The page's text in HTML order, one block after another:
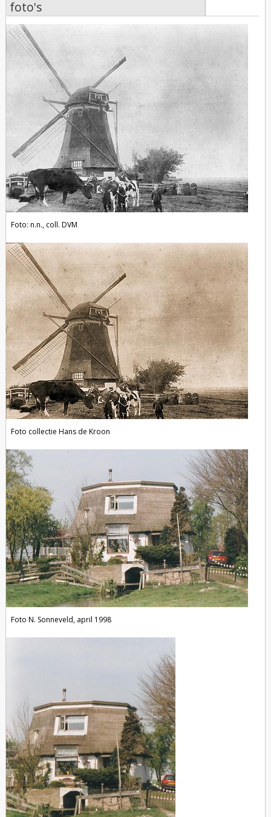
foto's
foto's
Foto: n.n., coll. DVM
Foto collectie Hans de Kroon
Foto N. Sonneveld, april 1998